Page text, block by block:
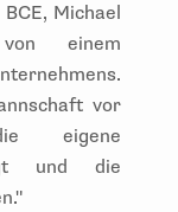
Michael
einem
vor
eigene
und die